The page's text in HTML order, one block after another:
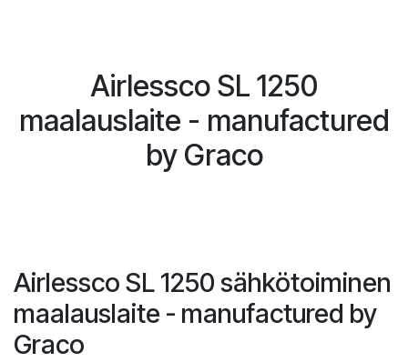
Airlessco SL 1250
maalauslaite - manufactured
by Graco
Airlessco SL 1250 sähkötoiminen
maalauslaite - manufactured by
Graco